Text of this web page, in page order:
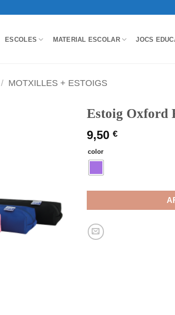
ESCOLES MATERIAL ESCOLAR JOCS
/ MOTXILLES + ESTOIGS
Estoig Oxford
9,50 €
color